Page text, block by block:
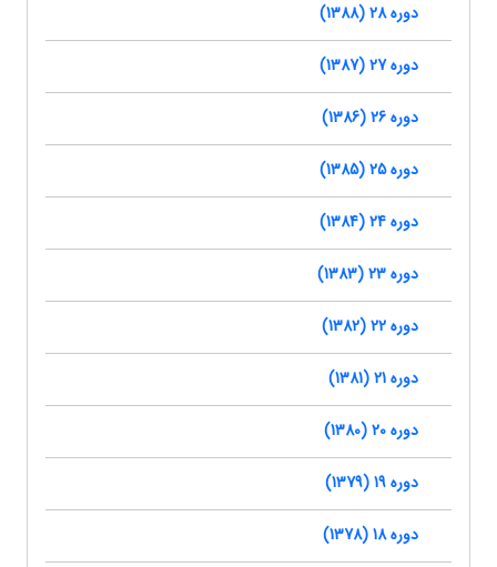
دوره 28 (1388)
دوره 27 (1387)
دوره 26 (1386)
دوره 25 (1385)
دوره 24 (1384)
دوره 23 (1383)
دوره 22 (1382)
دوره 21 (1381)
دوره 20 (1380)
دوره 19 (1379)
دوره 18 (1378)